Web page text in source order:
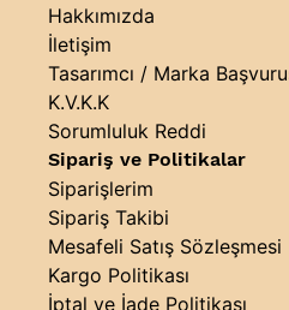
Hakkımızda
İletişim
Tasarımcı / Marka
K.V.K.K
Sorumluluk Reddi
Sipariş ve Politikalar
Siparişlerim
Sipariş Takibi
Mesafeli Satış Sözleşmesi
Kargo Politikası
İptal ve İade Politikası